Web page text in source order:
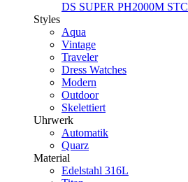
DS SUPER PH2000M STC
Styles
Aqua
Vintage
Traveler
Dress Watches
Modern
Outdoor
Skelettiert
Uhrwerk
Automatik
Quarz
Material
Edelstahl 316L